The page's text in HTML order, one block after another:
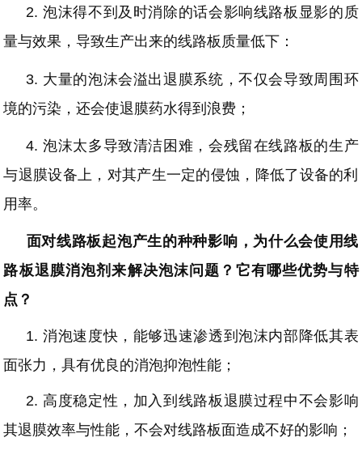
2. 泡沫得不到及时消除的话会影响线路板显影的质
量与效果，导致生产出来的线路板质量低下：
3. 大量的泡沫会溢出退膜系统，不仅会导致周围环
境的污染，还会使退膜药水得到浪费；
4. 泡沫太多导致清洁困难，会残留在线路板的生产
与退膜设备上，对其产生一定的侵蚀，降低了设备的利
用率。
面对线路板起泡产生的种种影响，为什么会使用线
路板退膜消泡剂来解决泡沫问题？它有哪些优势与特
点？
1. 消泡速度快，能够迅速渗透到泡沫内部降低其表
面张力，具有优良的消泡抑泡性能；
2. 高度稳定性，加入到线路板退膜过程中不会影响
其退膜效率与性能，不会对线路板面造成不好的影响；